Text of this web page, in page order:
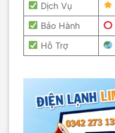
Dịch Vụ
Bảo Hành
Hỗ Trợ